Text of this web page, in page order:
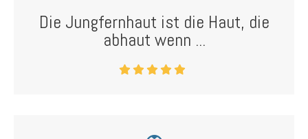
Die Jungfernhaut ist die Haut, die
abhaut wenn ...